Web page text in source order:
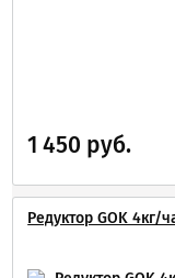
1 450 руб.
Редуктор GOK 4кг/